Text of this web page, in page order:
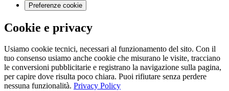
Preferenze cookie
Cookie e privacy
Usiamo cookie tecnici, necessari al funzionamento del sito. Con il
tuo consenso usiamo anche cookie che misurano le visite, tracciano
le conversioni pubblicitarie e registrano la navigazione sulla pagina,
per capire dove risulta poco chiara. Puoi rifiutare senza perdere
nessuna funzionalità. Privacy Policy